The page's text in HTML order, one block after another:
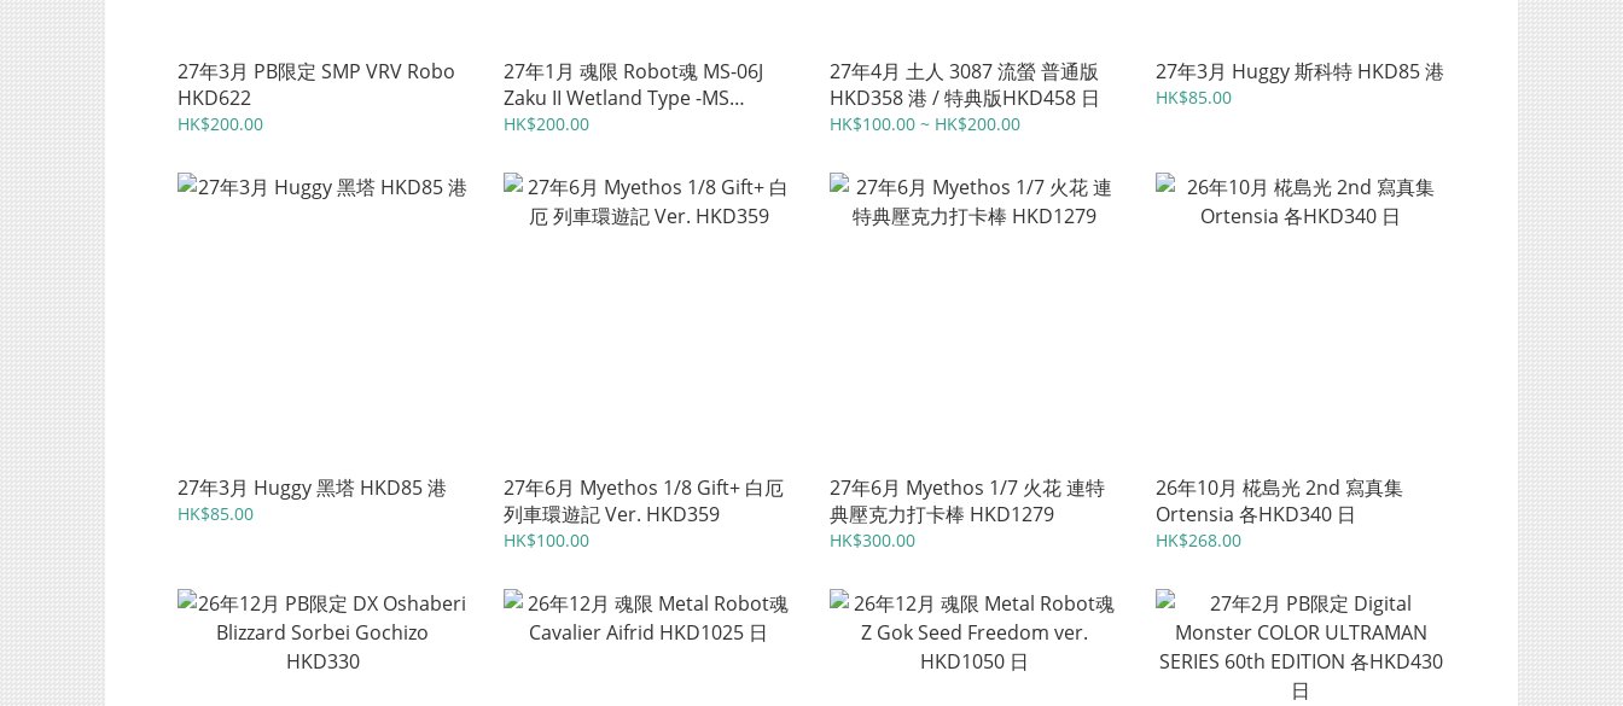
27年3月 PB限定 SMP VRV Robo
HKD622
HK$200.00
27年1月 魂限 Robot魂 MS-06J
Zaku II Wetland Type -MS
Museum- HKD575 日
HK$200.00
27年4月 土人 3087 流螢 普通版
HKD358 港 / 特典版HKD458 日
HK$100.00 ~ HK$200.00
27年3月 Huggy 斯科特 HKD85 港
HK$85.00
27年3月 Huggy 黑塔 HKD85 港
HK$85.00
27年6月 Myethos 1/8 Gift+ 白厄
列車環遊記 Ver. HKD359
HK$100.00
27年6月 Myethos 1/7 火花 連特
典壓克力打卡棒 HKD1279
HK$300.00
26年10月 椛島光 2nd 寫真集
Ortensia 各HKD340 日
HK$268.00